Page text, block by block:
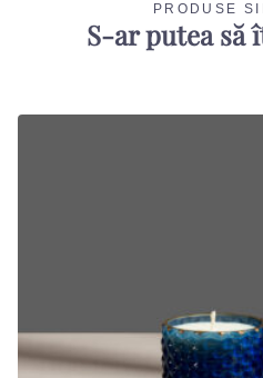
PRODUSE
S-ar putea să